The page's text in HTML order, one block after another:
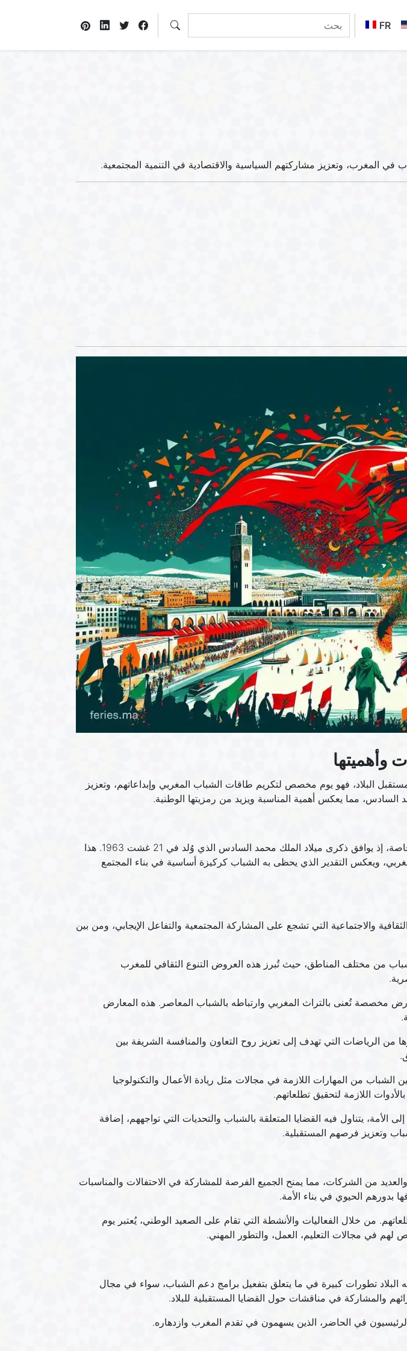
FR
البلاد، فهو يوم مخصص لتكريم طاقات الشباب المغربي وإبداعاتهم، وتعزيز
السادس، مما يعكس أهمية المناسبة ويزيد من رمزيتها الوطنية.
. هذا التاريخ يحمل أهمية خاصة، إذ يوافق ذكرى ميلاد الملك محمد السادس الذي وُلد في 21 غشت 1963. هذا
ويعكس التقدير الذي يحظى به الشباب كركيزة أساسية في بناء المجتمع
والاجتماعية التي تشجع على المشاركة المجتمعية والتفاعل الإيجابي، ومن بين
من مختلف المناطق، حيث تُبرز هذه العروض التنوع الثقافي للمغرب
مخصصة تُعنى بالتراث المغربي وارتباطه بالشباب المعاصر. هذه المعارض
من الرياضات التي تهدف إلى تعزيز روح التعاون والمنافسة الشريفة بين
من المهارات اللازمة في مجالات مثل ريادة الأعمال والتكنولوجيا
اللازمة لتحقيق تطلعاتهم.
يتناول فيه القضايا المتعلقة بالشباب والتحديات التي تواجههم، إضافة
وتعزيز فرصهم المستقبلية.
من الشركات، مما يمنح الجميع الفرصة للمشاركة في الاحتفالات والمناسبات
بدورهم الحيوي في بناء الأمة.
من خلال الفعاليات والأنشطة التي تقام على الصعيد الوطني، يُعتبر يوم
لهم في مجالات التعليم، العمل، والتطور المهني.
فيه البلاد تطورات كبيرة في ما يتعلق بتفعيل برامج دعم الشباب، سواء في مجال
والمشاركة في مناقشات حول القضايا المستقبلية للبلاد.
في الحاضر، الذين يسهمون في تقدم المغرب وازدهاره.